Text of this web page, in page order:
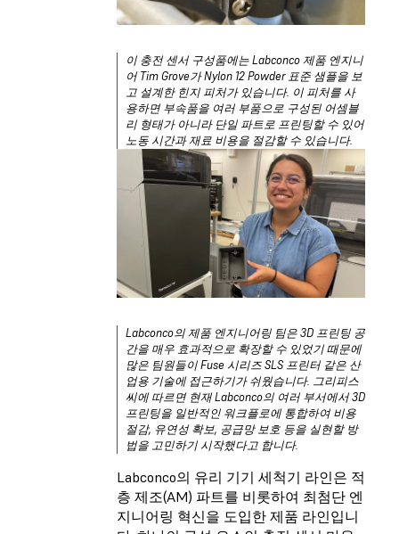
이 충전 센서 구성품에는 Labconco 제품 엔지니
어 Tim Grove가 Nylon 12 Powder 표준 샘플을 보
고 설계한 힌지 피처가 있습니다. 이 피처를 사
용하면 부속품을 여러 부품으로 구성된 어셈블
리 형태가 아니라 단일 파트로 프린팅할 수 있어
노동 시간과 재료 비용을 절감할 수 있습니다.
Labconco의 제품 엔지니어링 팀은 3D 프린팅 공
간을 매우 효과적으로 확장할 수 있었기 때문에
많은 팀원들이 Fuse 시리즈 SLS 프린터 같은 산
업용 기술에 접근하기가 쉬웠습니다. 그리피스
씨에 따르면 현재 Labconco의 여러 부서에서 3D
프린팅을 일반적인 워크플로에 통합하여 비용
절감, 유연성 확보, 공급망 보호 등을 실현할 방
법을 고민하기 시작했다고 합니다.
Labconco의 유리 기기 세척기 라인은 적
층 제조(AM) 파트를 비롯하여 최첨단 엔
지니어링 혁신을 도입한 제품 라인입니